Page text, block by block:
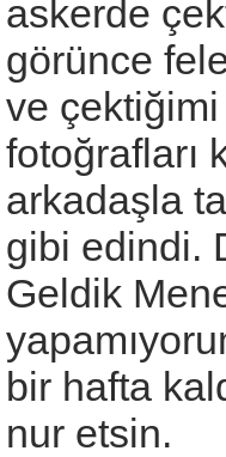
askerde
görünce
ve çektiğimi
fotoğrafları
arkadaşla
gibi edindi.
Geldik
bir hafta
nur etsin.